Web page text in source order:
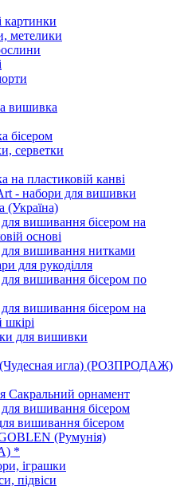
картинки
метелики
вишивка
бісером
серветки
на пластиковій канві
- набори для вишивки
(Україна)
вишивання бісером на
основі
вишивання нитками
для рукоділля
вишивання бісером по
вишивання бісером на
шкірі
для вишивки
(Чудесная игла) (РОЗПРОДАЖ)
Сакральний орнамент
вишивання бісером
вишивання бісером
(Румунія)
*
іграшки
підвіси